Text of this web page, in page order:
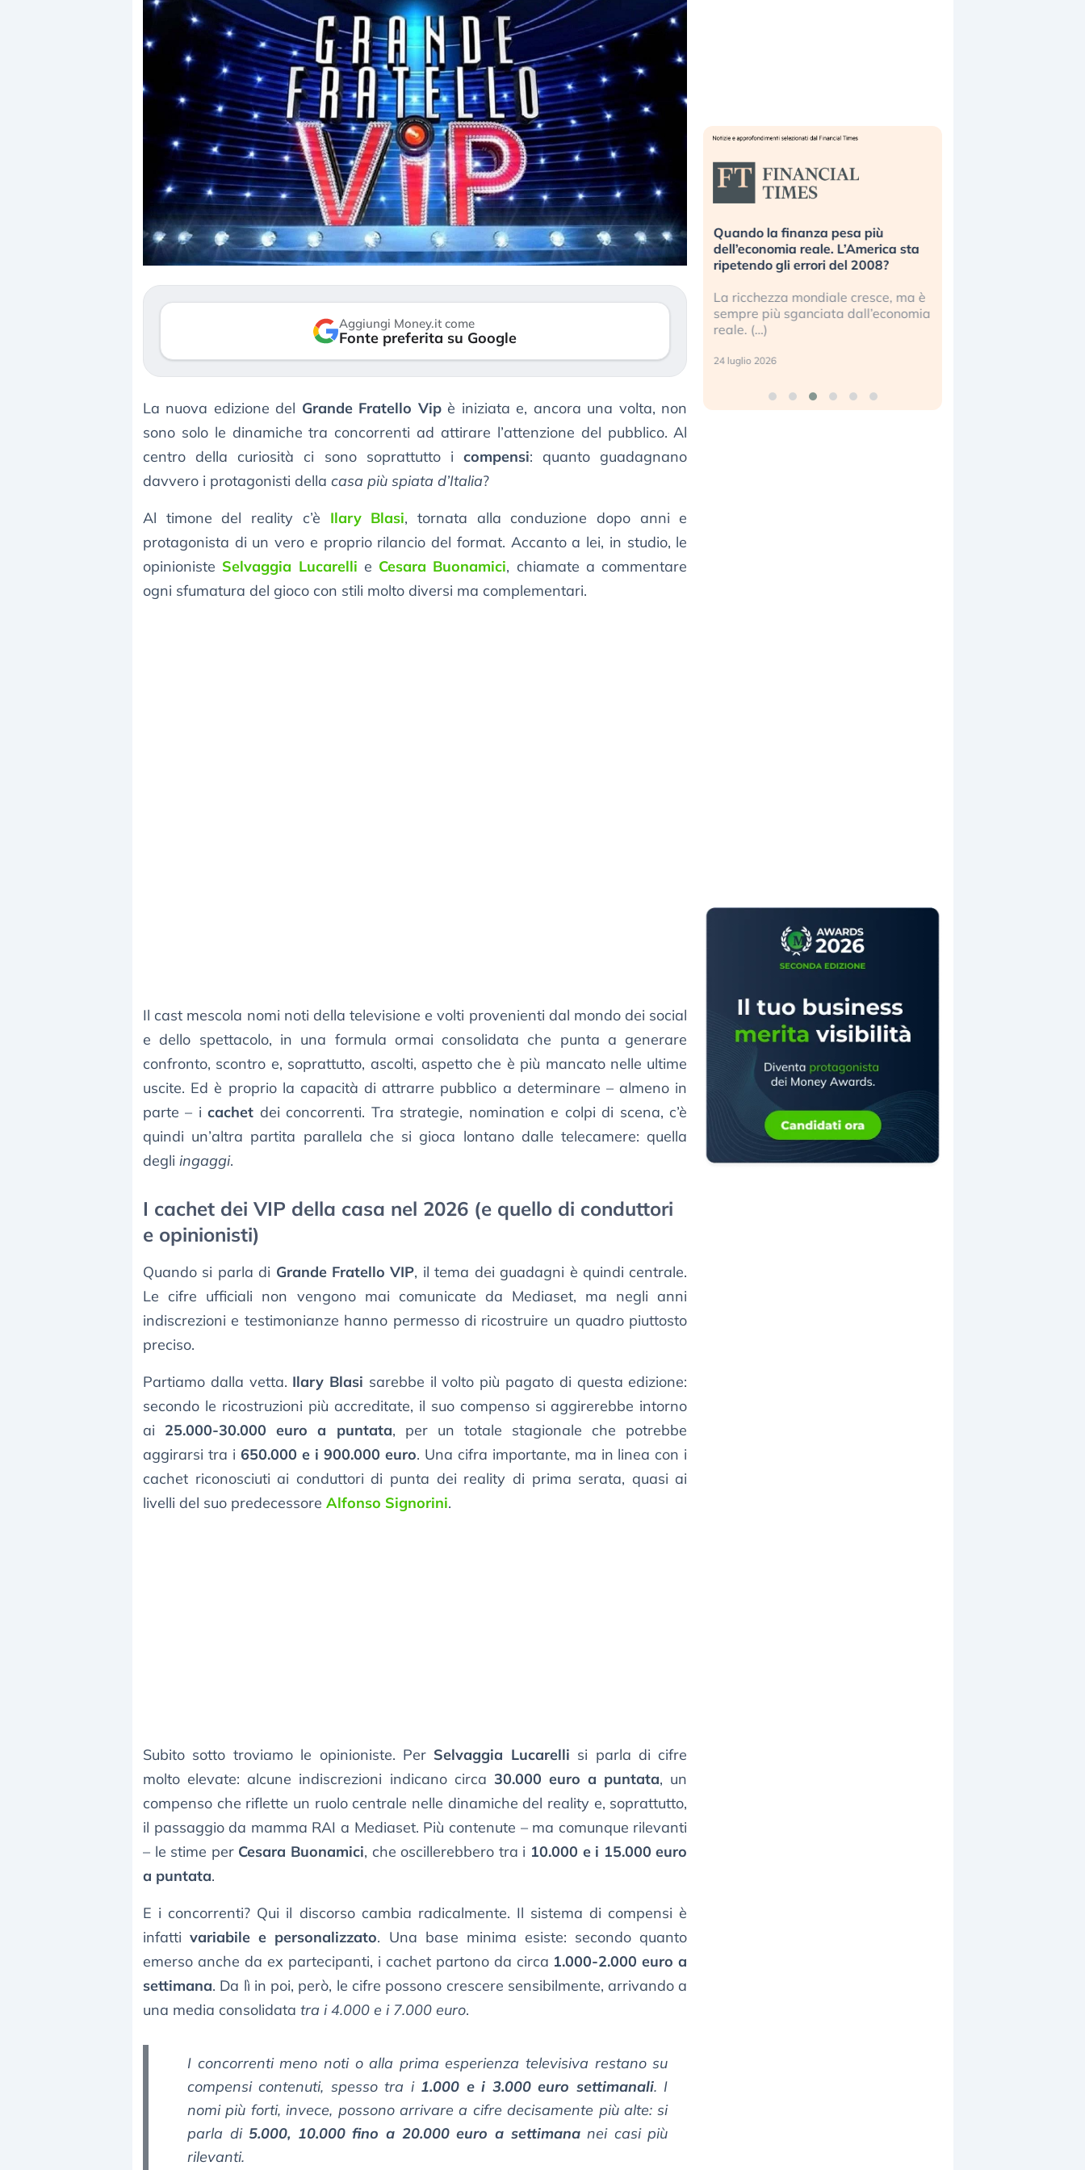
Aggiungi Money.it come
Fonte preferita su Google
La nuova edizione del Grande Fratello Vipè iniziata e, ancora una volta, non
sono solo le dinamiche tra concorrenti ad attirare l’attenzione del pubblico. Al
centro della curiosità ci sono soprattutto icompensi: quanto guadagnano
davvero i protagonisti della casa più spiata d’Italia?
Al timone del reality c’è Ilary Blasi, tornata alla conduzione dopo anni e
protagonista di un vero e proprio rilancio del format. Accanto a lei, in studio, le
opinioniste Selvaggia Lucarelli e Cesara Buonamici, chiamate a commentare
ogni sfumatura del gioco con stili molto diversi ma complementari.
Il cast mescola nomi noti della televisione e volti provenienti dal mondo dei social
e dello spettacolo, in una formula ormai consolidata che punta a generare
confronto, scontro e, soprattutto, ascolti, aspetto che è più mancato nelle ultime
uscite. Ed è proprio la capacità di attrarre pubblico a determinare – almeno in
parte – icachet dei concorrenti. Tra strategie, nomination e colpi di scena, c’è
quindi un’altra partita parallela che si gioca lontano dalle telecamere: quella
degli ingaggi.
I cachet dei VIP della casa nel 2026 (e quello di conduttori
e opinionisti)
Quando si parla di Grande Fratello VIP, il tema dei guadagni è quindi centrale.
Le cifre ufficiali non vengono mai comunicate da Mediaset, ma negli anni
indiscrezioni e testimonianze hanno permesso di ricostruire un quadro piuttosto
preciso.
Partiamo dalla vetta. Ilary Blasi sarebbe il volto più pagato di questa edizione:
secondo le ricostruzioni più accreditate, il suo compenso si aggirerebbe intorno
ai 25.000-30.000 euro a puntata, per un totale stagionale che potrebbe
aggirarsi tra i 650.000 e i 900.000 euro. Una cifra importante, ma in linea con i
cachet riconosciuti ai conduttori di punta dei reality di prima serata, quasi ai
livelli del suo predecessore Alfonso Signorini.
Subito sotto troviamo le opinioniste. Per Selvaggia Lucarelli si parla di cifre
molto elevate: alcune indiscrezioni indicano circa 30.000 euro a puntata, un
compenso che riflette un ruolo centrale nelle dinamiche del reality e, soprattutto,
il passaggio da mamma RAI a Mediaset. Più contenute – ma comunque rilevanti
– le stime per Cesara Buonamici, che oscillerebbero tra i 10.000 e i 15.000 euro
a puntata.
E i concorrenti? Qui il discorso cambia radicalmente. Il sistema di compensi è
infattivariabile e personalizzato. Una base minima esiste: secondo quanto
emerso anche da ex partecipanti, i cachet partono da circa 1.000-2.000 euro a
settimana. Da lì in poi, però, le cifre possono crescere sensibilmente, arrivando a
una media consolidata tra i 4.000 e i 7.000 euro.
I concorrenti meno noti o alla prima esperienza televisiva restano su
compensi contenuti, spesso tra i 1.000 e i 3.000 euro settimanali. I
nomi più forti, invece, possono arrivare a cifre decisamente più alte: si
parla di 5.000, 10.000 fino a 20.000 euro a settimananei casi più
rilevanti.
Dalle valutazioni estreme alla
correzione. Cosa sta guidando il
repricing degli asset?
3 agosto 2026
«La mia vita è rovinata». Investitori
in preda al panico dopo lo scoppio
della bolla AI
Kospi, mentre gli investitori retail (…)
30 luglio 2026
Quando la finanza pesa più
dell’economia reale. L’America sta
ripetendo gli errori del 2008?
La ricchezza mondiale cresce, ma è
sempre più sganciata dall’economia
reale. (…)
24 luglio 2026